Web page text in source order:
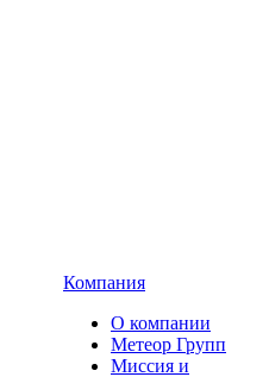
Компания
О компании
Метеор Групп
Миссия и